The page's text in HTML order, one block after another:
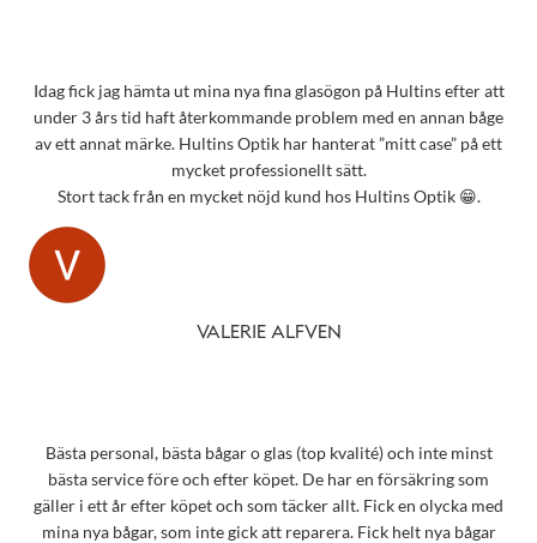
Idag fick jag hämta ut mina nya fina glasögon på Hultins efter att
under 3 års tid haft återkommande problem med en annan båge
av ett annat märke. Hultins Optik har hanterat ”mitt case” på ett
mycket professionellt sätt.
Stort tack från en mycket nöjd kund hos Hultins Optik 😁.
VALERIE ALFVEN
Bästa personal, bästa bågar o glas (top kvalité) och inte minst
bästa service före och efter köpet. De har en försäkring som
gäller i ett år efter köpet och som täcker allt. Fick en olycka med
mina nya bågar, som inte gick att reparera. Fick helt nya bågar